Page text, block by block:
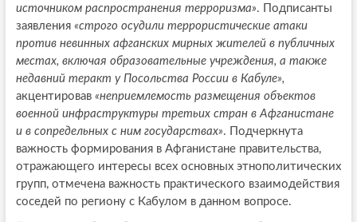
источником распространения терроризма». Подписанты
заявления «строго осудили террористические атаки
против невинных афганских мирных жителей в публичных
местах, включая образовательные учреждения, а также
недавний теракт у Посольства России в Кабуле»,
акцентировав «неприемлемость размещения объектов
военной инфраструктуры третьих стран в Афганистане
и в сопредельных с ним государствах». Подчеркнута
важность формирования в Афганистане правительства,
отражающего интересы всех основных этнополитических
групп, отмечена важность практического взаимодействия
соседей по региону с Кабулом в данном вопросе.